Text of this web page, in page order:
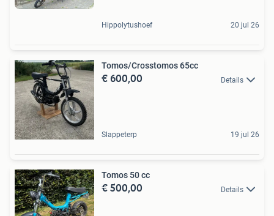
Hippolytushoef 20 jul 26
Tomos/Crosstomos 65cc
€ 600,00 Details
Slappeterp 19 jul 26
Tomos 50 cc
€ 500,00 Details